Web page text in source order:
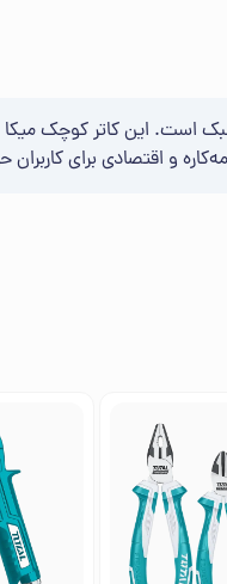
است. این کاتر کوچک
و اقتصادی برای